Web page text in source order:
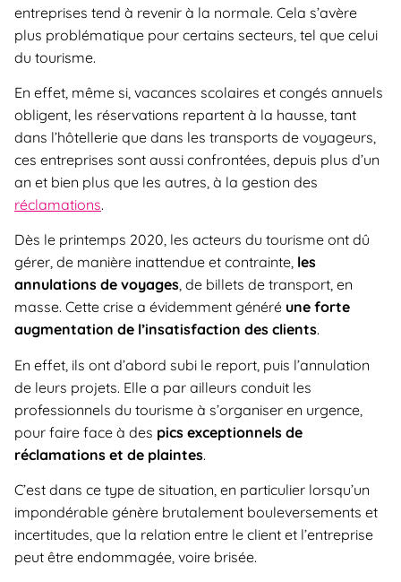
entreprises tend à revenir à la normale. Cela s’avère
plus problématique pour certains secteurs, tel que celui
du tourisme.
En effet, même si, vacances scolaires et congés annuels
obligent, les réservations repartent à la hausse, tant
dans l’hôtellerie que dans les transports de voyageurs,
ces entreprises sont aussi confrontées, depuis plus d’un
an et bien plus que les autres, à la gestion des
réclamations.
Dès le printemps 2020, les acteurs du tourisme ont dû
gérer, de manière inattendue et contrainte, les
annulations de voyages, de billets de transport, en
masse. Cette crise a évidemment généré une forte
augmentation de l’insatisfaction des clients.
En effet, ils ont d’abord subi le report, puis l’annulation
de leurs projets. Elle a par ailleurs conduit les
professionnels du tourisme à s’organiser en urgence,
pour faire face à des pics exceptionnels de
réclamations et de plaintes.
C’est dans ce type de situation, en particulier lorsqu’un
impondérable génère brutalement bouleversements et
incertitudes, que la relation entre le client et l’entreprise
peut être endommagée, voire brisée.